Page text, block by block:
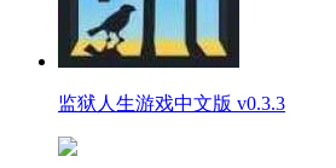
监狱人生游戏中文版 v0.3.3